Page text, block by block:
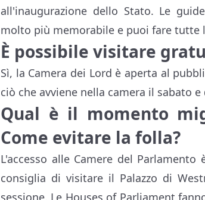
all'inaugurazione dello Stato. Le
molto più memorabile e puoi fare tutte
È possibile visitare
Sì, la Camera dei Lord è aperta al
ciò che avviene nella camera il sabato
Qual è il momento
Come evitare la folla?
L'accesso alle Camere del
consiglia di visitare il Palazzo di
sessione. Le Houses of Parliament